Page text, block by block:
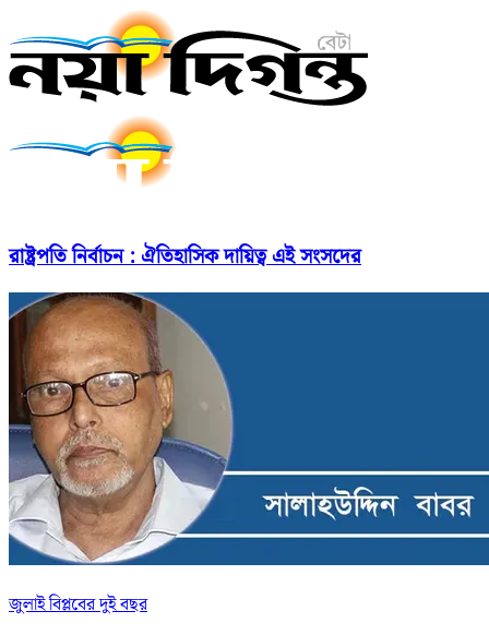
রাষ্ট্রপতি নির্বাচন : ঐতিহাসিক দায়িত্ব এই সংসদের
জুলাই বিপ্লবের দুই বছর